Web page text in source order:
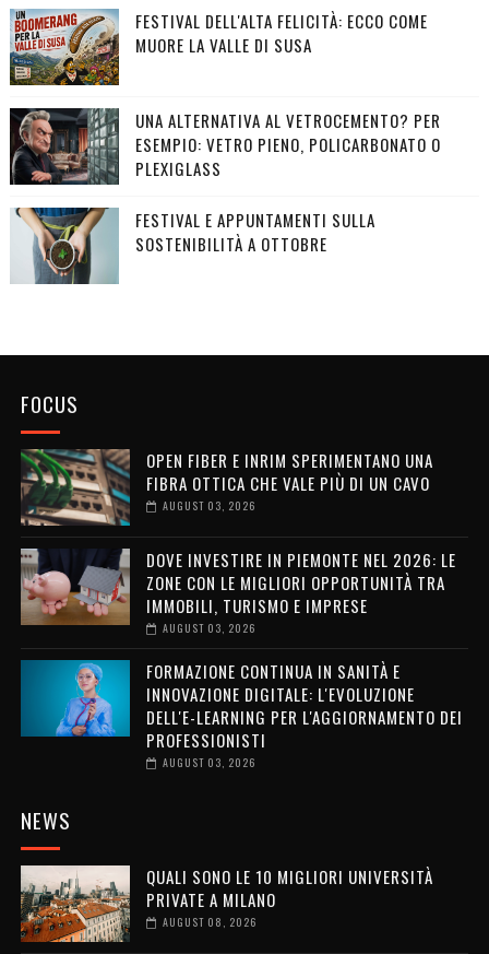
FESTIVAL DELL'ALTA FELICITÀ: ECCO COME
MUORE LA VALLE DI SUSA
UNA ALTERNATIVA AL VETROCEMENTO? PER
ESEMPIO: VETRO PIENO, POLICARBONATO O
PLEXIGLASS
FESTIVAL E APPUNTAMENTI SULLA
SOSTENIBILITÀ A OTTOBRE
FOCUS
OPEN FIBER E INRIM SPERIMENTANO UNA
FIBRA OTTICA CHE VALE PIÙ DI UN CAVO
AUGUST 03, 2026
DOVE INVESTIRE IN PIEMONTE NEL 2026: LE
ZONE CON LE MIGLIORI OPPORTUNITÀ TRA
IMMOBILI, TURISMO E IMPRESE
AUGUST 03, 2026
FORMAZIONE CONTINUA IN SANITÀ E
INNOVAZIONE DIGITALE: L'EVOLUZIONE
DELL'E-LEARNING PER L'AGGIORNAMENTO DEI
PROFESSIONISTI
AUGUST 03, 2026
NEWS
QUALI SONO LE 10 MIGLIORI UNIVERSITÀ
PRIVATE A MILANO
AUGUST 08, 2026